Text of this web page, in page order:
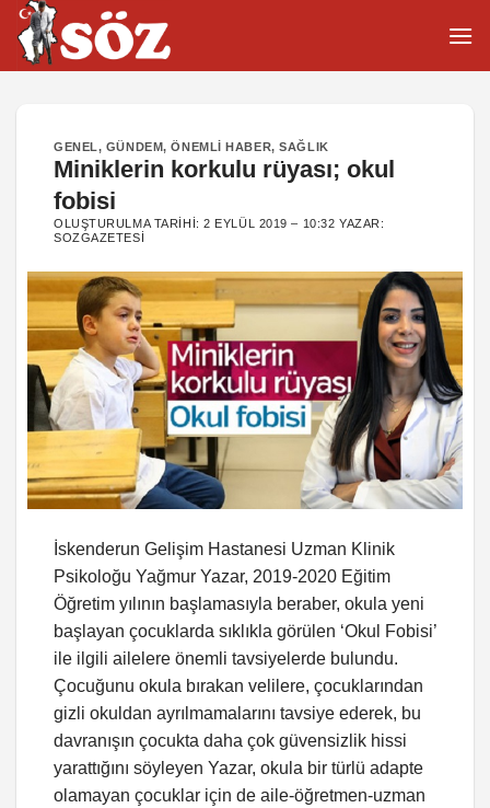
İçeriğe
atla
GENEL, GÜNDEM,ÖNEMLI HABER,SAĞLIK
Miniklerin korkulu rüyası; okul
fobisi
OLUŞTURULMA TARIHI:2 EYLÜL 2019 – 10:32 YAZAR:
SOZGAZETESI
İskenderun Gelişim Hastanesi Uzman Klinik
Psikoloğu Yağmur Yazar, 2019-2020 Eğitim
Öğretim yılının başlamasıyla beraber, okula yeni
başlayan çocuklarda sıklıkla görülen ‘Okul Fobisi’
ile ilgili ailelere önemli tavsiyelerde bulundu.
Çocuğunu okula bırakan velilere, çocuklarından
gizli okuldan ayrılmamalarını tavsiye ederek, bu
davranışın çocukta daha çok güvensizlik hissi
yarattığını söyleyen Yazar, okula bir türlü adapte
olamayan çocuklar için de aile-öğretmen-uzman